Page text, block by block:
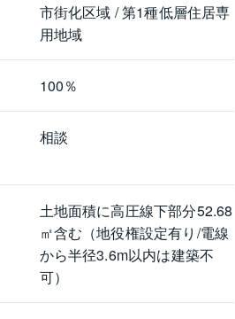
市街化区域 / 第1種低層住居専
用地域
100％
相談
土地面積に高圧線下部分52.68
㎡含む（地役権設定有り/電線
から半径3.6m以内は建築不
可）